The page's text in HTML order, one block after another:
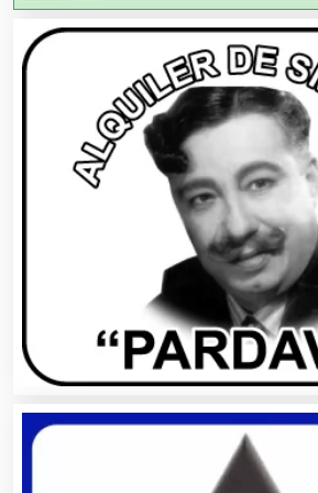
Agricultura y Ganadería
Agua Purificada
Aire Acondicionado
Alarmas
Albercas